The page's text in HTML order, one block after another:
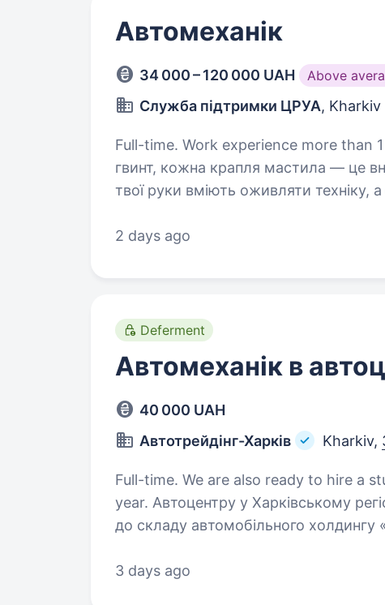
Автомеханік
34 000 – 120 000 UAH Above
Служба підтримки ЦРУА, Kharkiv
Full-time. Work experience more than 1 year. Сьогодні кожен
гвинт, кожна крапля мастила — це
твої руки вміють оживляти техніку,
2 days ago
Deferment
Автомеханік в
40 000 UAH
Автотрейдінг-Харків
Kharkiv,
Full-time. We are also ready to hire a
year. Автоцентру у Харківському регіоні «Автотрейдінг-Харків», що входить
до складу автомобільного холдингу
Оплата…
3 days ago